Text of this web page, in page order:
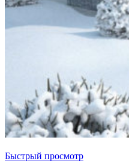
Быстрый просмотр